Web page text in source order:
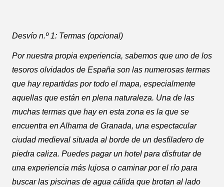
Desvío n.º 1: Termas (opcional)
Por nuestra propia experiencia, sabemos que uno de los
tesoros olvidados de España son las numerosas termas
que hay repartidas por todo el mapa, especialmente
aquellas que están en plena naturaleza. Una de las
muchas termas que hay en esta zona es la que se
encuentra en Alhama de Granada, una espectacular
ciudad medieval situada al borde de un desfiladero de
piedra caliza. Puedes pagar un hotel para disfrutar de
una experiencia más lujosa o caminar por el río para
buscar las piscinas de agua cálida que brotan al lado